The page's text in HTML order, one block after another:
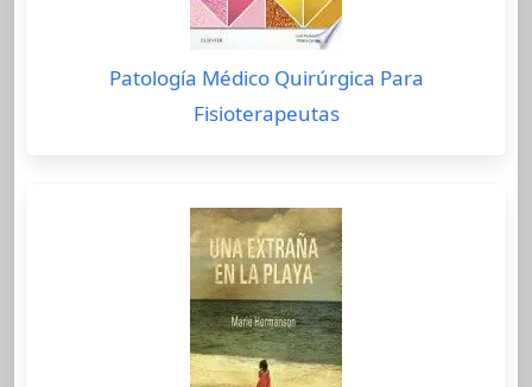
Patología Médico Quirúrgica Para
Fisioterapeutas